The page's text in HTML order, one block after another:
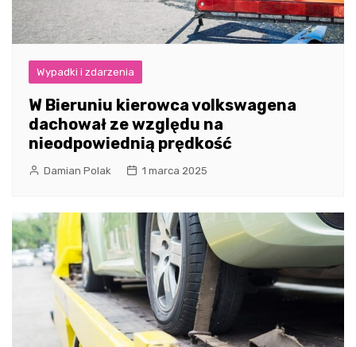
Wypadki i zdarzenia
W Bieruniu kierowca volkswagena
dachował ze względu na
nieodpowiednią prędkość
Damian Polak 1 marca 2025